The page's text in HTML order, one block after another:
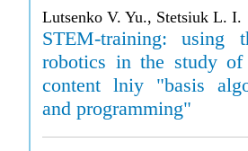
Lutsenko V. Yu., Stetsiuk L. I.
STEM-training: using
robotics in the study
content lniy "basis
and programming"